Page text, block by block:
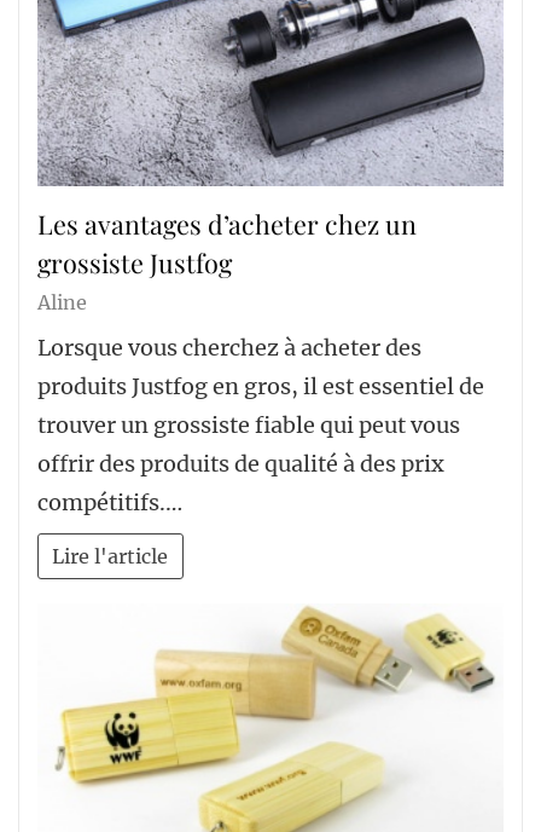
Les avantages d’acheter chez un
grossiste Justfog
Aline
Lorsque vous cherchez à acheter des
produits Justfog en gros, il est essentiel de
trouver un grossiste fiable qui peut vous
offrir des produits de qualité à des prix
compétitifs.…
Lire l'article